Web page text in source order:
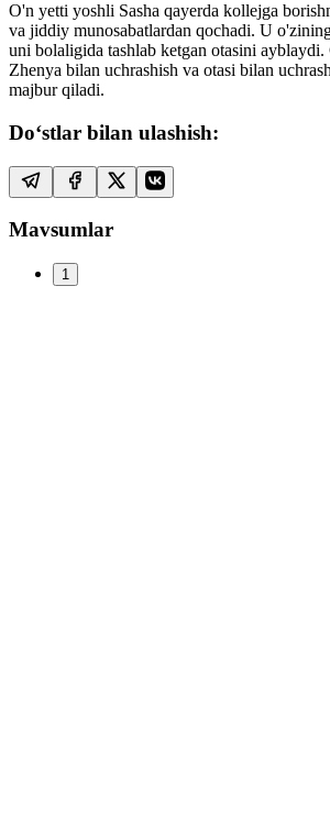
O'n yetti yoshli Sasha qayerda kollejga
va jiddiy munosabatlardan qochadi. U
uni bolaligida tashlab ketgan otasini
Zhenya bilan uchrashish va otasi bilan
majbur qiladi.
Do‘stlar bilan ulashish:
Mavsumlar
1